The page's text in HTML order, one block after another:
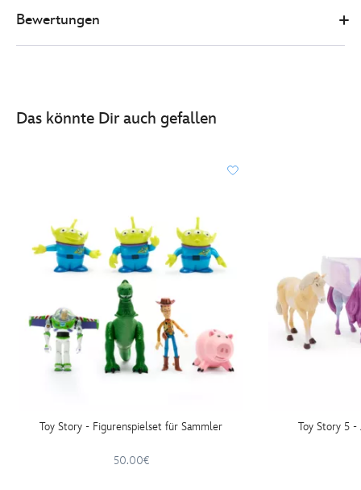
und-
daffodil-
Bewertungen
Das könnte Dir auch gefallen
Toy Story - Figurenspielset für Sammler
50.00€
Toy Story 5 -